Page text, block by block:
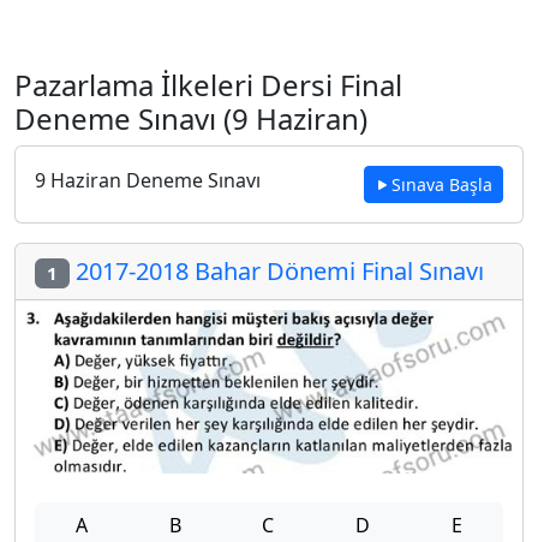
Pazarlama İlkeleri Dersi Final
Deneme Sınavı (9 Haziran)
9 Haziran Deneme Sınavı Sınava Başla
1 2017-2018 Bahar Dönemi Final Sınavı
A B C D E